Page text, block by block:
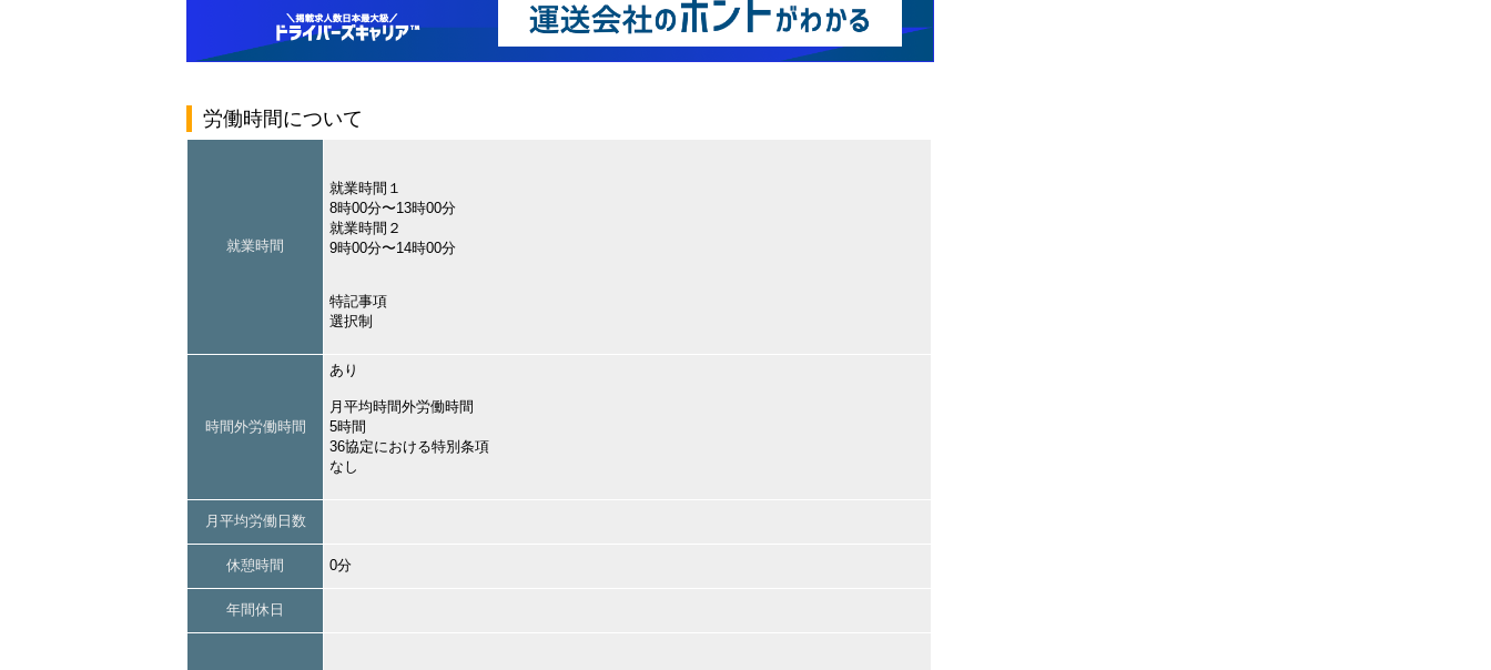
労働時間について
就業時間
就業時間１
8時00分〜13時00分
就業時間２
9時00分〜14時00分
特記事項
選択制
時間外労働時間
あり
月平均時間外労働時間
5時間
36協定における特別条項
なし
月平均労働日数
休憩時間 0分
年間休日